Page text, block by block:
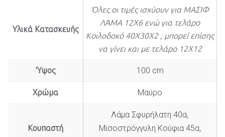
Υλικά Κατασκευής
Όλες οι τιμές ισχύουν για ΜΑΣΙΦ
ΛΆΜΑ 12Χ6 ενώ για τελάρο
Κοιλοδοκό 40Χ30Χ2 , μπορεί επίσης
να γίνει και με τελάρο 12Χ12
Ύψος 100 cm
Χρώμα Μαύρο
Κουπαστή
Λάμα Σφυρήλατη 40α,
Μισοστρόγγυλη Κούφια 45α,